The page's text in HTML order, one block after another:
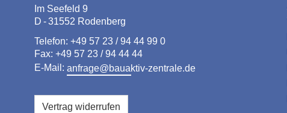
Im Seefeld 9
D - 31552 Rodenberg
Telefon: +49 57 23 / 94 44 99 0
Fax: +49 57 23 / 94 44 44
E-Mail: anfrage@bauaktiv-zentrale.de
Vertrag widerrufen